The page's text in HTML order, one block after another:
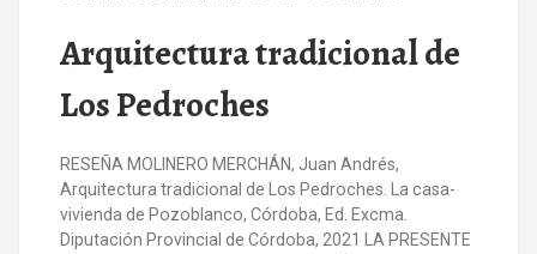
Arquitectura tradicional de
Los Pedroches
RESEÑA MOLINERO MERCHÁN, Juan Andrés,
Arquitectura tradicional de Los Pedroches. La casa-
vivienda de Pozoblanco, Córdoba, Ed. Excma.
Diputación Provincial de Córdoba, 2021 LA PRESENTE